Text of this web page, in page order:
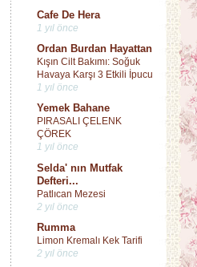
Cafe De Hera
1 yıl önce
Ordan Burdan Hayattan
Kışın Cilt Bakımı: Soğuk
Havaya Karşı 3 Etkili İpucu
1 yıl önce
Yemek Bahane
PIRASALI ÇELENK
ÇÖREK
1 yıl önce
Selda' nın Mutfak
Defteri...
Patlıcan Mezesi
2 yıl önce
Rumma
Limon Kremalı Kek Tarifi
2 yıl önce